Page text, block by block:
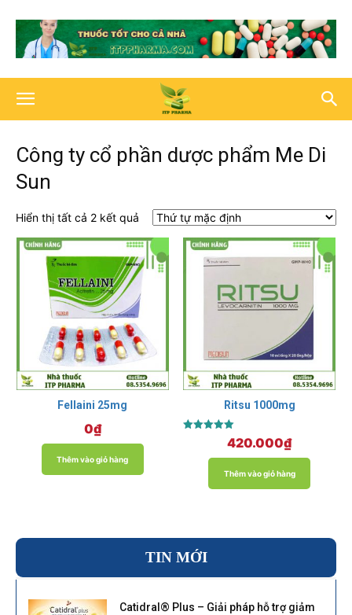
Công ty cổ phần dược phẩm Me Di
Sun
Hiển thị tất cả 2 kết quả
Fellaini 25mg
0₫
Thêm vào giỏ hàng
Ritsu 1000mg
5.00
420.000₫
Thêm vào giỏ hàng
TIN MỚI
Catidral® Plus – Giải pháp hỗ trợ giảm